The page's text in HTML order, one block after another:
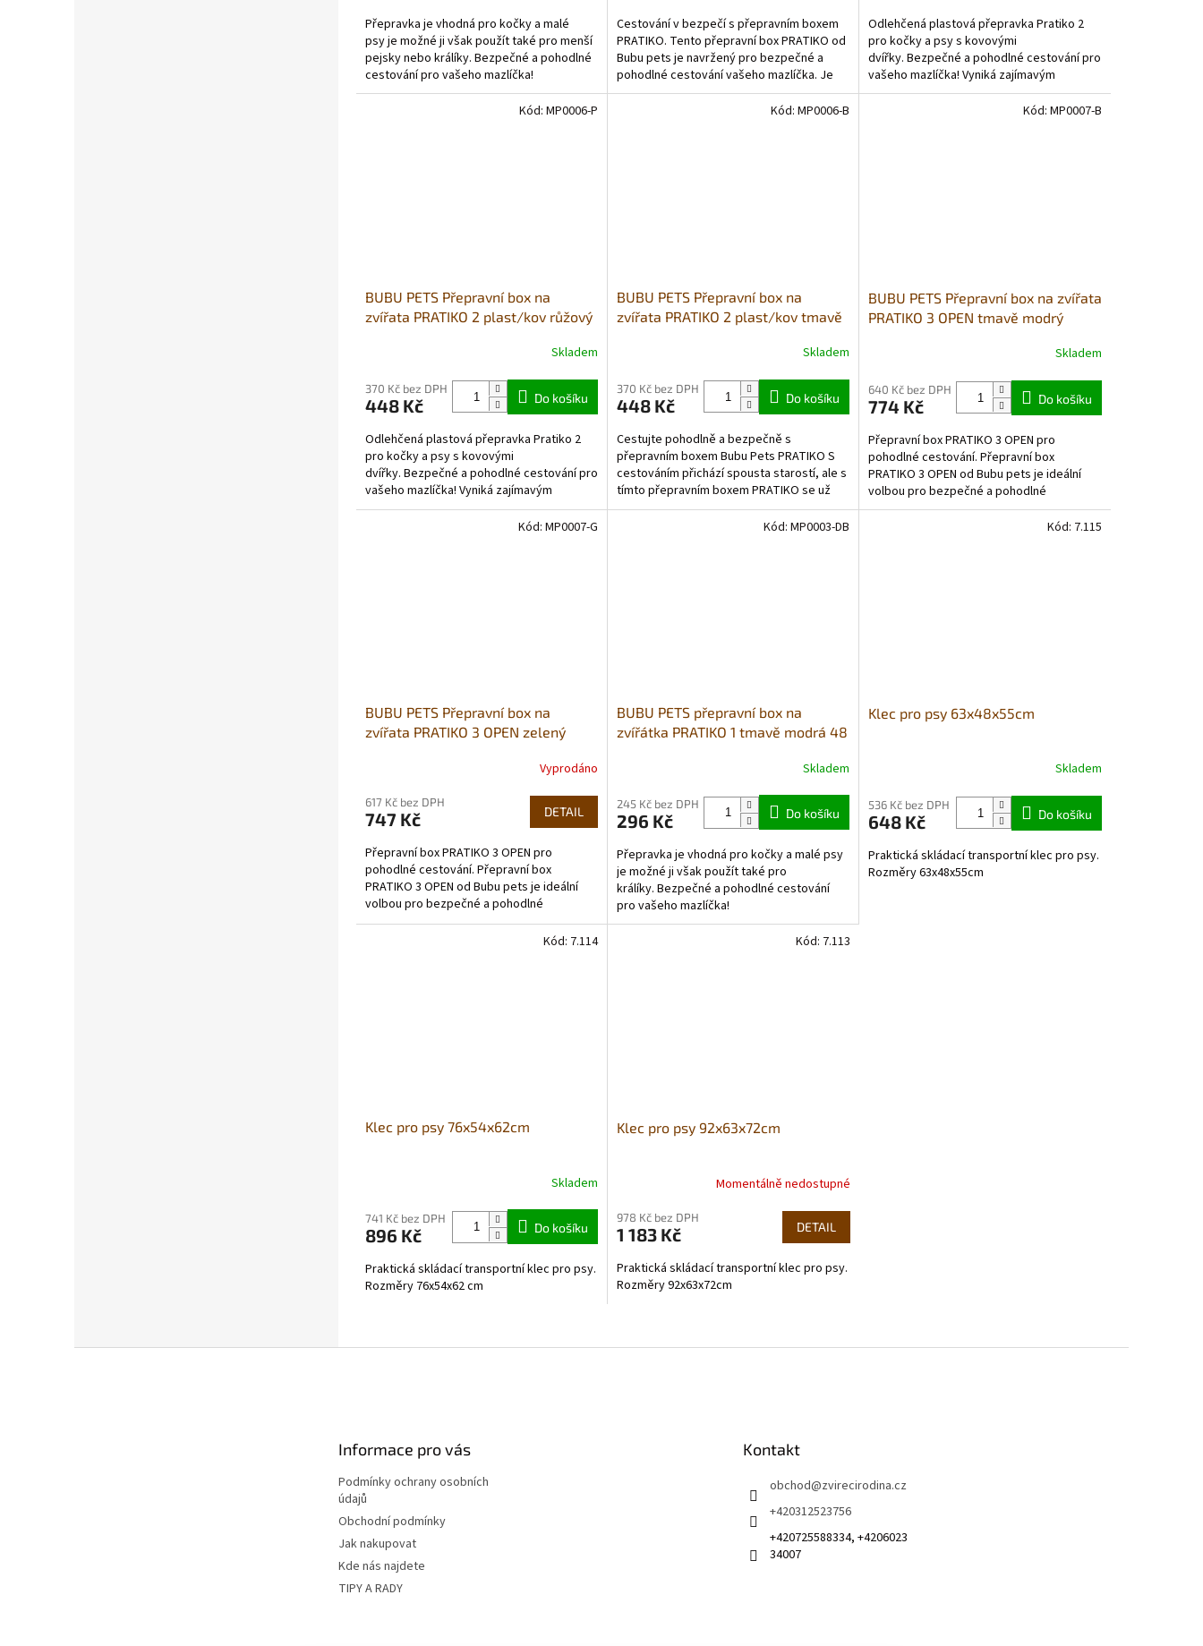
Přepravka je vhodná pro kočky a malé
psy je možné ji však použít také pro menší
pejsky nebo králíky. Bezpečné a pohodlné
cestování pro vašeho mazlíčka!
Cestování v bezpečí s přepravním boxem
PRATIKO. Tento přepravní box PRATIKO od
Bubu pets je navržený pro bezpečné a
pohodlné cestování vašeho mazlíčka. Je
vyrobený z...
Odlehčená plastová přepravka Pratiko 2
pro kočky a psy s kovovými
dvířky. Bezpečné a pohodlné cestování pro
vašeho mazlíčka! Vyniká zajímavým
designem, s praktickými...
BUBU PETS Přepravní box na
zvířata PRATIKO 2 plast/kov růžový
Skladem
370 Kč bez DPH
448 Kč Do košíku
Odlehčená plastová přepravka Pratiko 2
pro kočky a psy s kovovými
dvířky. Bezpečné a pohodlné cestování pro
vašeho mazlíčka! Vyniká zajímavým
designem, s praktickými...
Kód: MP0006-P
BUBU PETS Přepravní box na
zvířata PRATIKO 2 plast/kov tmavě
Skladem
370 Kč bez DPH
448 Kč Do košíku
Cestujte pohodlně a bezpečně s
přepravním boxem Bubu Pets PRATIKO S
cestováním přichází spousta starostí, ale s
tímto přepravním boxem PRATIKO se už
nemusíte bát! Je...
Kód: MP0006-B
BUBU PETS Přepravní box na zvířata
PRATIKO 3 OPEN tmavě modrý
Skladem
640 Kč bez DPH
774 Kč Do košíku
Přepravní box PRATIKO 3 OPEN pro
pohodlné cestování. Přepravní box
PRATIKO 3 OPEN od Bubu pets je ideální
volbou pro bezpečné a pohodlné
cestování. Box má navíc v horní...
Kód: MP0007-B
BUBU PETS Přepravní box na
zvířata PRATIKO 3 OPEN zelený
Vyprodáno
617 Kč bez DPH
747 Kč DETAIL
Přepravní box PRATIKO 3 OPEN pro
pohodlné cestování. Přepravní box
PRATIKO 3 OPEN od Bubu pets je ideální
volbou pro bezpečné a pohodlné
cestování. Box má navíc v horní...
Kód: MP0007-G
BUBU PETS přepravní box na
zvířátka PRATIKO 1 tmavě modrá 48
produktu
je
z
5
hvězdiček.
Skladem
245 Kč bez DPH
296 Kč Do košíku
Přepravka je vhodná pro kočky a malé psy
je možné ji však použít také pro
králíky. Bezpečné a pohodlné cestování
pro vašeho mazlíčka!
Kód: MP0003-DB
Klec pro psy 63x48x55cm
produktu
je
z
5
Skladem
536 Kč bez DPH
648 Kč Do košíku
Praktická skládací transportní klec pro psy.
Rozměry 63x48x55cm
Kód: 7.115
Klec pro psy 76x54x62cm
produktu
je
z
5
Skladem
741 Kč bez DPH
896 Kč Do košíku
Praktická skládací transportní klec pro psy.
Rozměry 76x54x62 cm
Kód: 7.114
Klec pro psy 92x63x72cm
produktu
je
z
5
Momentálně nedostupné
978 Kč bez DPH
1 183 Kč DETAIL
Praktická skládací transportní klec pro psy.
Rozměry 92x63x72cm
Kód: 7.113
v
Informace pro vás
Podmínky ochrany osobních
údajů
Obchodní podmínky
Jak nakupovat
Kde nás najdete
TIPY A RADY
Kontakt
obchod@zvirecirodina.cz
+420312523756
+420725588334, +4206023
34007